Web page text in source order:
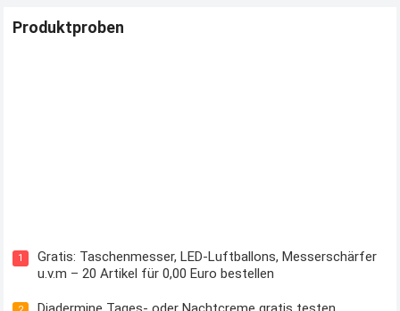
Produktproben
1
Gratis: Taschenmesser, LED-Luftballons, Messerschärfer
u.v.m – 20 Artikel für 0,00 Euro bestellen